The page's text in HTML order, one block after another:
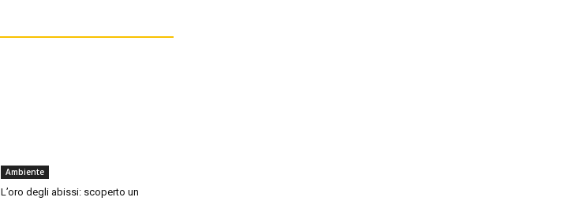
Ambiente
L’oro degli abissi: scoperto un